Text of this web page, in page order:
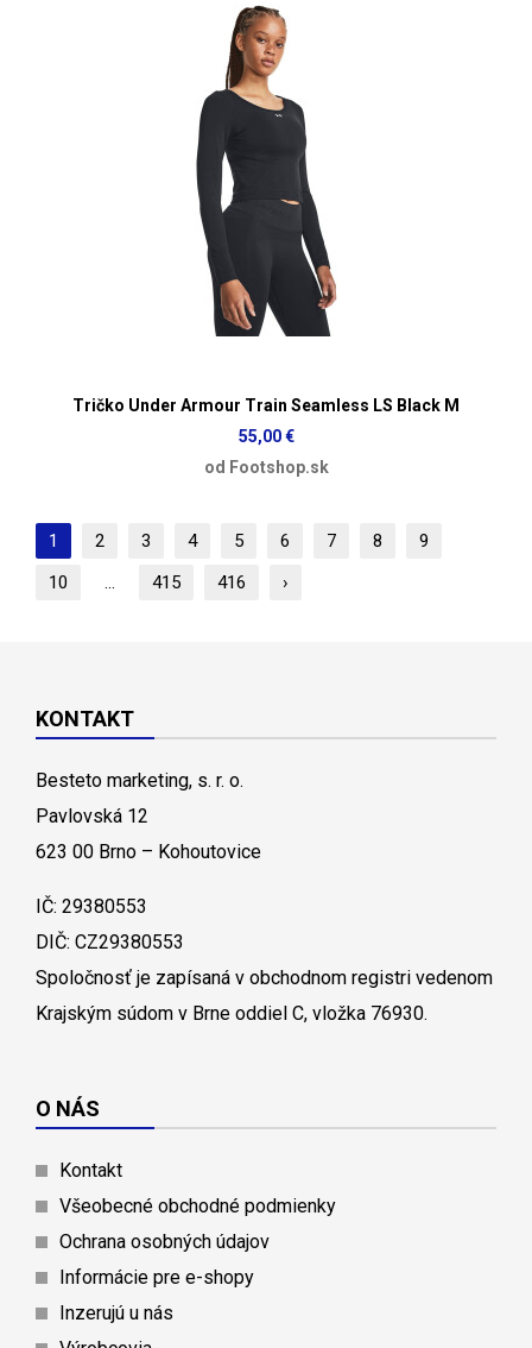
Tričko Under Armour Train Seamless LS Black M
55,00 €
od Footshop.sk
1 2 3 4 5 6 7 8
9
10
... 415 416 ›
KONTAKT
Besteto marketing, s. r. o.
Pavlovská 12
623 00 Brno – Kohoutovice
IČ: 29380553
DIČ: CZ29380553
Spoločnosť je zapísaná v obchodnom registri vedenom
Krajským súdom v Brne oddiel C, vložka 76930.
O NÁS
Kontakt
Všeobecné obchodné podmienky
Ochrana osobných údajov
Informácie pre e-shopy
Inzerujú u nás